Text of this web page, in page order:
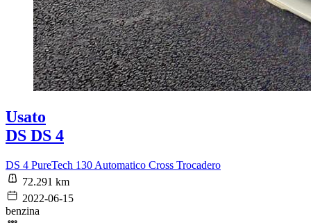
Usato
DS DS 4
DS 4 PureTech 130 Automatico Cross Trocadero
72.291 km
2022-06-15
benzina